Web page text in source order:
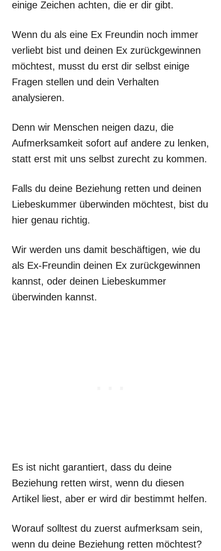
einige Zeichen achten, die er dir gibt.
Wenn du als eine Ex Freundin noch immer
verliebt bist und deinen Ex zurückgewinnen
möchtest, musst du erst dir selbst einige
Fragen stellen und dein Verhalten
analysieren.
Denn wir Menschen neigen dazu, die
Aufmerksamkeit sofort auf andere zu lenken,
statt erst mit uns selbst zurecht zu kommen.
Falls du deine Beziehung retten und deinen
Liebeskummer überwinden möchtest, bist du
hier genau richtig.
Wir werden uns damit beschäftigen, wie du
als Ex-Freundin deinen Ex zurückgewinnen
kannst, oder deinen Liebeskummer
überwinden kannst.
Es ist nicht garantiert, dass du deine
Beziehung retten wirst, wenn du diesen
Artikel liest, aber er wird dir bestimmt helfen.
Worauf solltest du zuerst aufmerksam sein,
wenn du deine Beziehung retten möchtest?